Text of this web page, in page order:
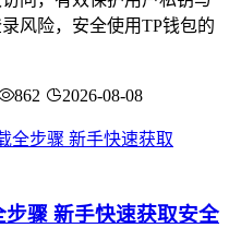
风险，安全使用TP钱包的
862 2026-08-08
骤 新手快速获取安全